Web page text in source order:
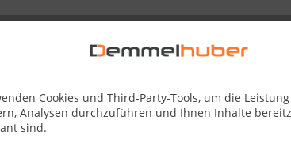
Cookies und Third-Party-Tools, um die
Analysen durchzuführen und Ihnen Inhalte
sind.